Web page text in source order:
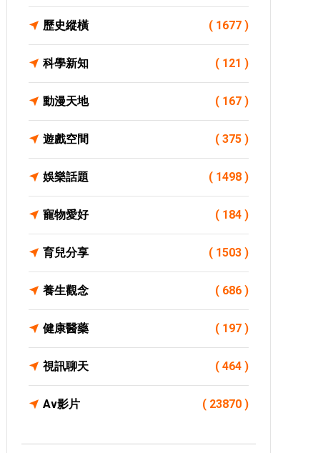
歷史縱橫 ( 1677 )
科學新知 ( 121 )
動漫天地 ( 167 )
遊戲空間 ( 375 )
娛樂話題 ( 1498 )
寵物愛好 ( 184 )
育兒分享 ( 1503 )
養生觀念 ( 686 )
健康醫藥 ( 197 )
視訊聊天 ( 464 )
Av影片 ( 23870 )